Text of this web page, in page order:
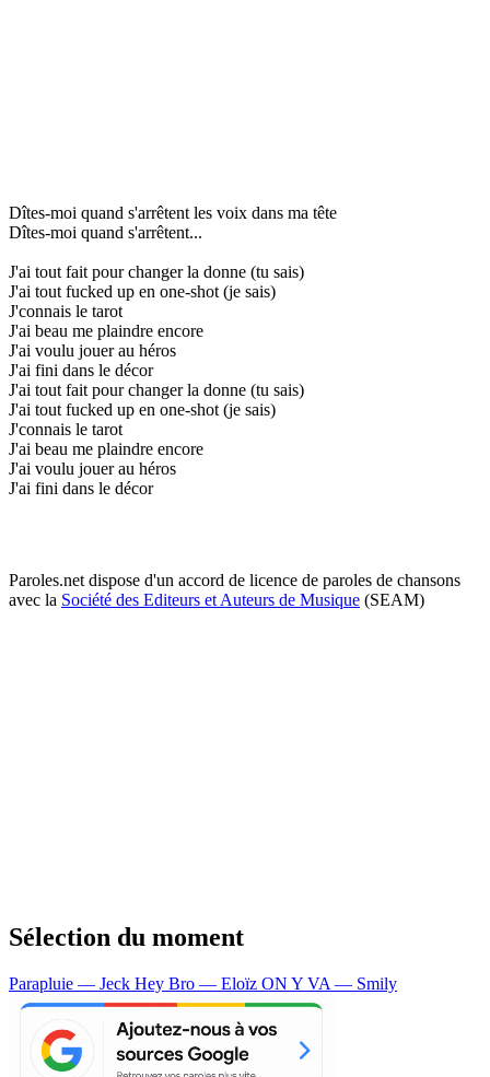
Dîtes-moi quand s'arrêtent les voix dans ma tête
Dîtes-moi quand s'arrêtent...
J'ai tout fait pour changer la donne (tu sais)
J'ai tout fucked up en one-shot (je sais)
J'connais le tarot
J'ai beau me plaindre encore
J'ai voulu jouer au héros
J'ai fini dans le décor
J'ai tout fait pour changer la donne (tu sais)
J'ai tout fucked up en one-shot (je sais)
J'connais le tarot
J'ai beau me plaindre encore
J'ai voulu jouer au héros
J'ai fini dans le décor
Paroles.net dispose d'un accord de licence de paroles de chansons
avec la Société des Editeurs et Auteurs de Musique (SEAM)
Sélection du moment
Parapluie — Jeck Hey Bro — Eloïz ON Y VA — Smily